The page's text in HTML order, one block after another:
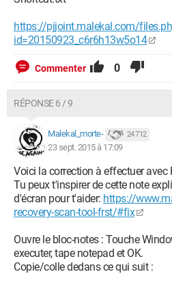
https://pjjoint.malekal.com/
id=20150923_c6r6h13w5o14
Commenter 0
RÉPONSE 6 / 9
Malekal_morte- 24 712
23 sept. 2015 à 17:09
Voici la correction à effectuer avec
Tu peux t'inspirer de cette note
d'écran pour t'aider: https://
recovery-scan-tool-frst/#fix
Ouvre le bloc-notes : Touche
executer, tape notepad et OK.
Copie/colle dedans ce qui suit :